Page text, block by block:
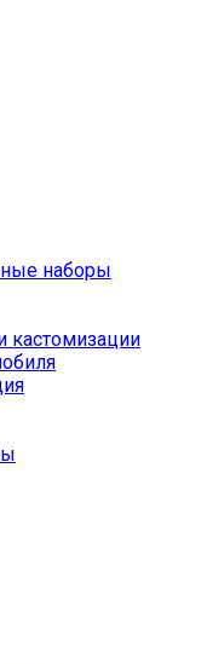
наборы
кастомизации